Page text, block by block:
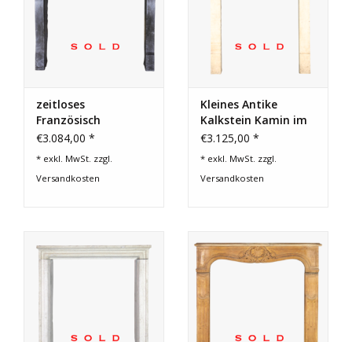
zeitloses
Französisch
Kaminmaske
€3.084,00 *
* exkl. MwSt. zzgl.
Versandkosten
Kleines Antike
Kalkstein Kamin im
Französischem
€3.125,00 *
* exkl. MwSt. zzgl.
Versandkosten